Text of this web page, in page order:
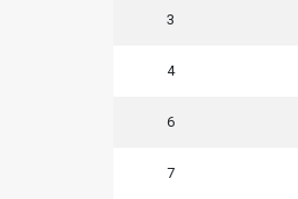
3
4
6
7